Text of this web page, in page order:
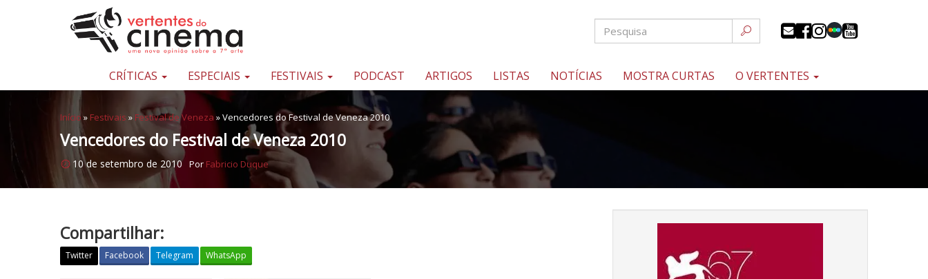
Pular para o conteúdo
Uma
sobre
sétima
arte
CRÍTICAS ESPECIAIS FESTIVAIS PODCAST ARTIGOS LISTAS NOTÍCIAS MOSTRA CURTAS O VERTENTES
Início » Festivais » Festival de Veneza »Vencedores do Festival de Veneza 2010
Vencedores do Festival de Veneza 2010
10 de setembro de 2010 Por Fabricio Duque
Compartilhar:
Twitter Facebook Telegram WhatsApp